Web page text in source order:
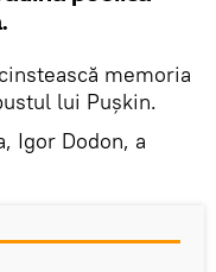
memoria
lui Pușkin.
Igor Dodon, a